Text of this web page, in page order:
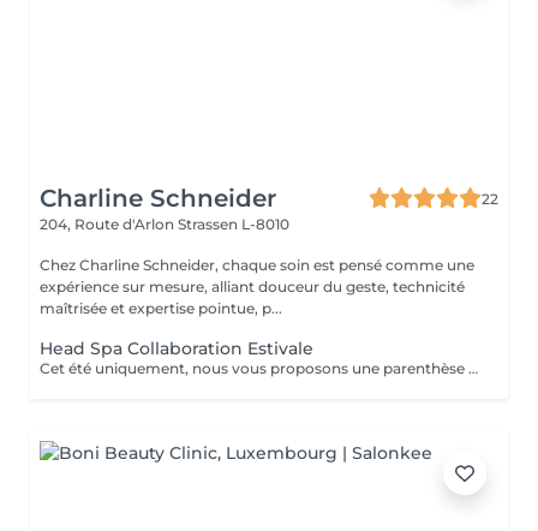
Charline Schneider
22
204, Route d'Arlon Strassen L-8010
Chez Charline Schneider, chaque soin est pensé comme une
expérience sur mesure, alliant douceur du geste, technicité
maîtrisée et expertise pointue, p...
Head Spa Collaboration Estivale
Cet été uniquement, nous vous proposons une parenthèse de bien-être en édition limitée. Pendant cette expérience, profitez d'un rituel profondément relaxant alliant massage du cuir chevelu, soins adaptés et lâcher-prise, dans une atmosphère douce et apaisante. Une collaboration éphémère. Quelques dates seulement. Nombre de places très limité. Réservez dès maintenant votre moment de détente avant la fin de cette collaboration estivale. Un sèche-cheveux est mis à disposition. Le séchage n'est pas inclus afin de préserver la dimension relaxante du soin.